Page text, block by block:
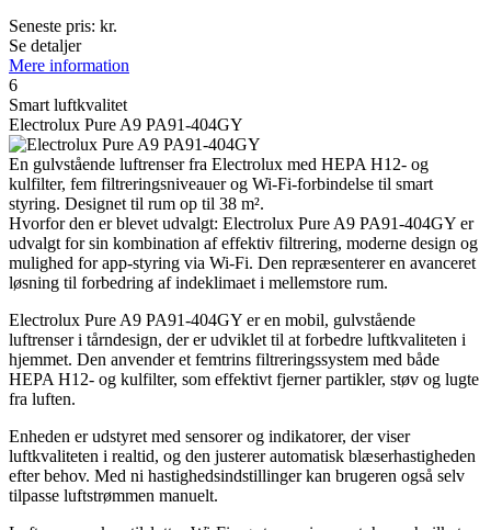
Seneste pris: kr.
Se detaljer
Mere information
6
Smart luftkvalitet
Electrolux Pure A9 PA91-404GY
En gulvstående luftrenser fra Electrolux med HEPA H12- og
kulfilter, fem filtreringsniveauer og Wi-Fi-forbindelse til smart
styring. Designet til rum op til 38 m².
Hvorfor den er blevet udvalgt: Electrolux Pure A9 PA91-404GY er
udvalgt for sin kombination af effektiv filtrering, moderne design og
mulighed for app-styring via Wi-Fi. Den repræsenterer en avanceret
løsning til forbedring af indeklimaet i mellemstore rum.
Electrolux Pure A9 PA91-404GY er en mobil, gulvstående
luftrenser i tårndesign, der er udviklet til at forbedre luftkvaliteten i
hjemmet. Den anvender et femtrins filtreringssystem med både
HEPA H12- og kulfilter, som effektivt fjerner partikler, støv og lugte
fra luften.
Enheden er udstyret med sensorer og indikatorer, der viser
luftkvaliteten i realtid, og den justerer automatisk blæserhastigheden
efter behov. Med ni hastighedsindstillinger kan brugeren også selv
tilpasse luftstrømmen manuelt.